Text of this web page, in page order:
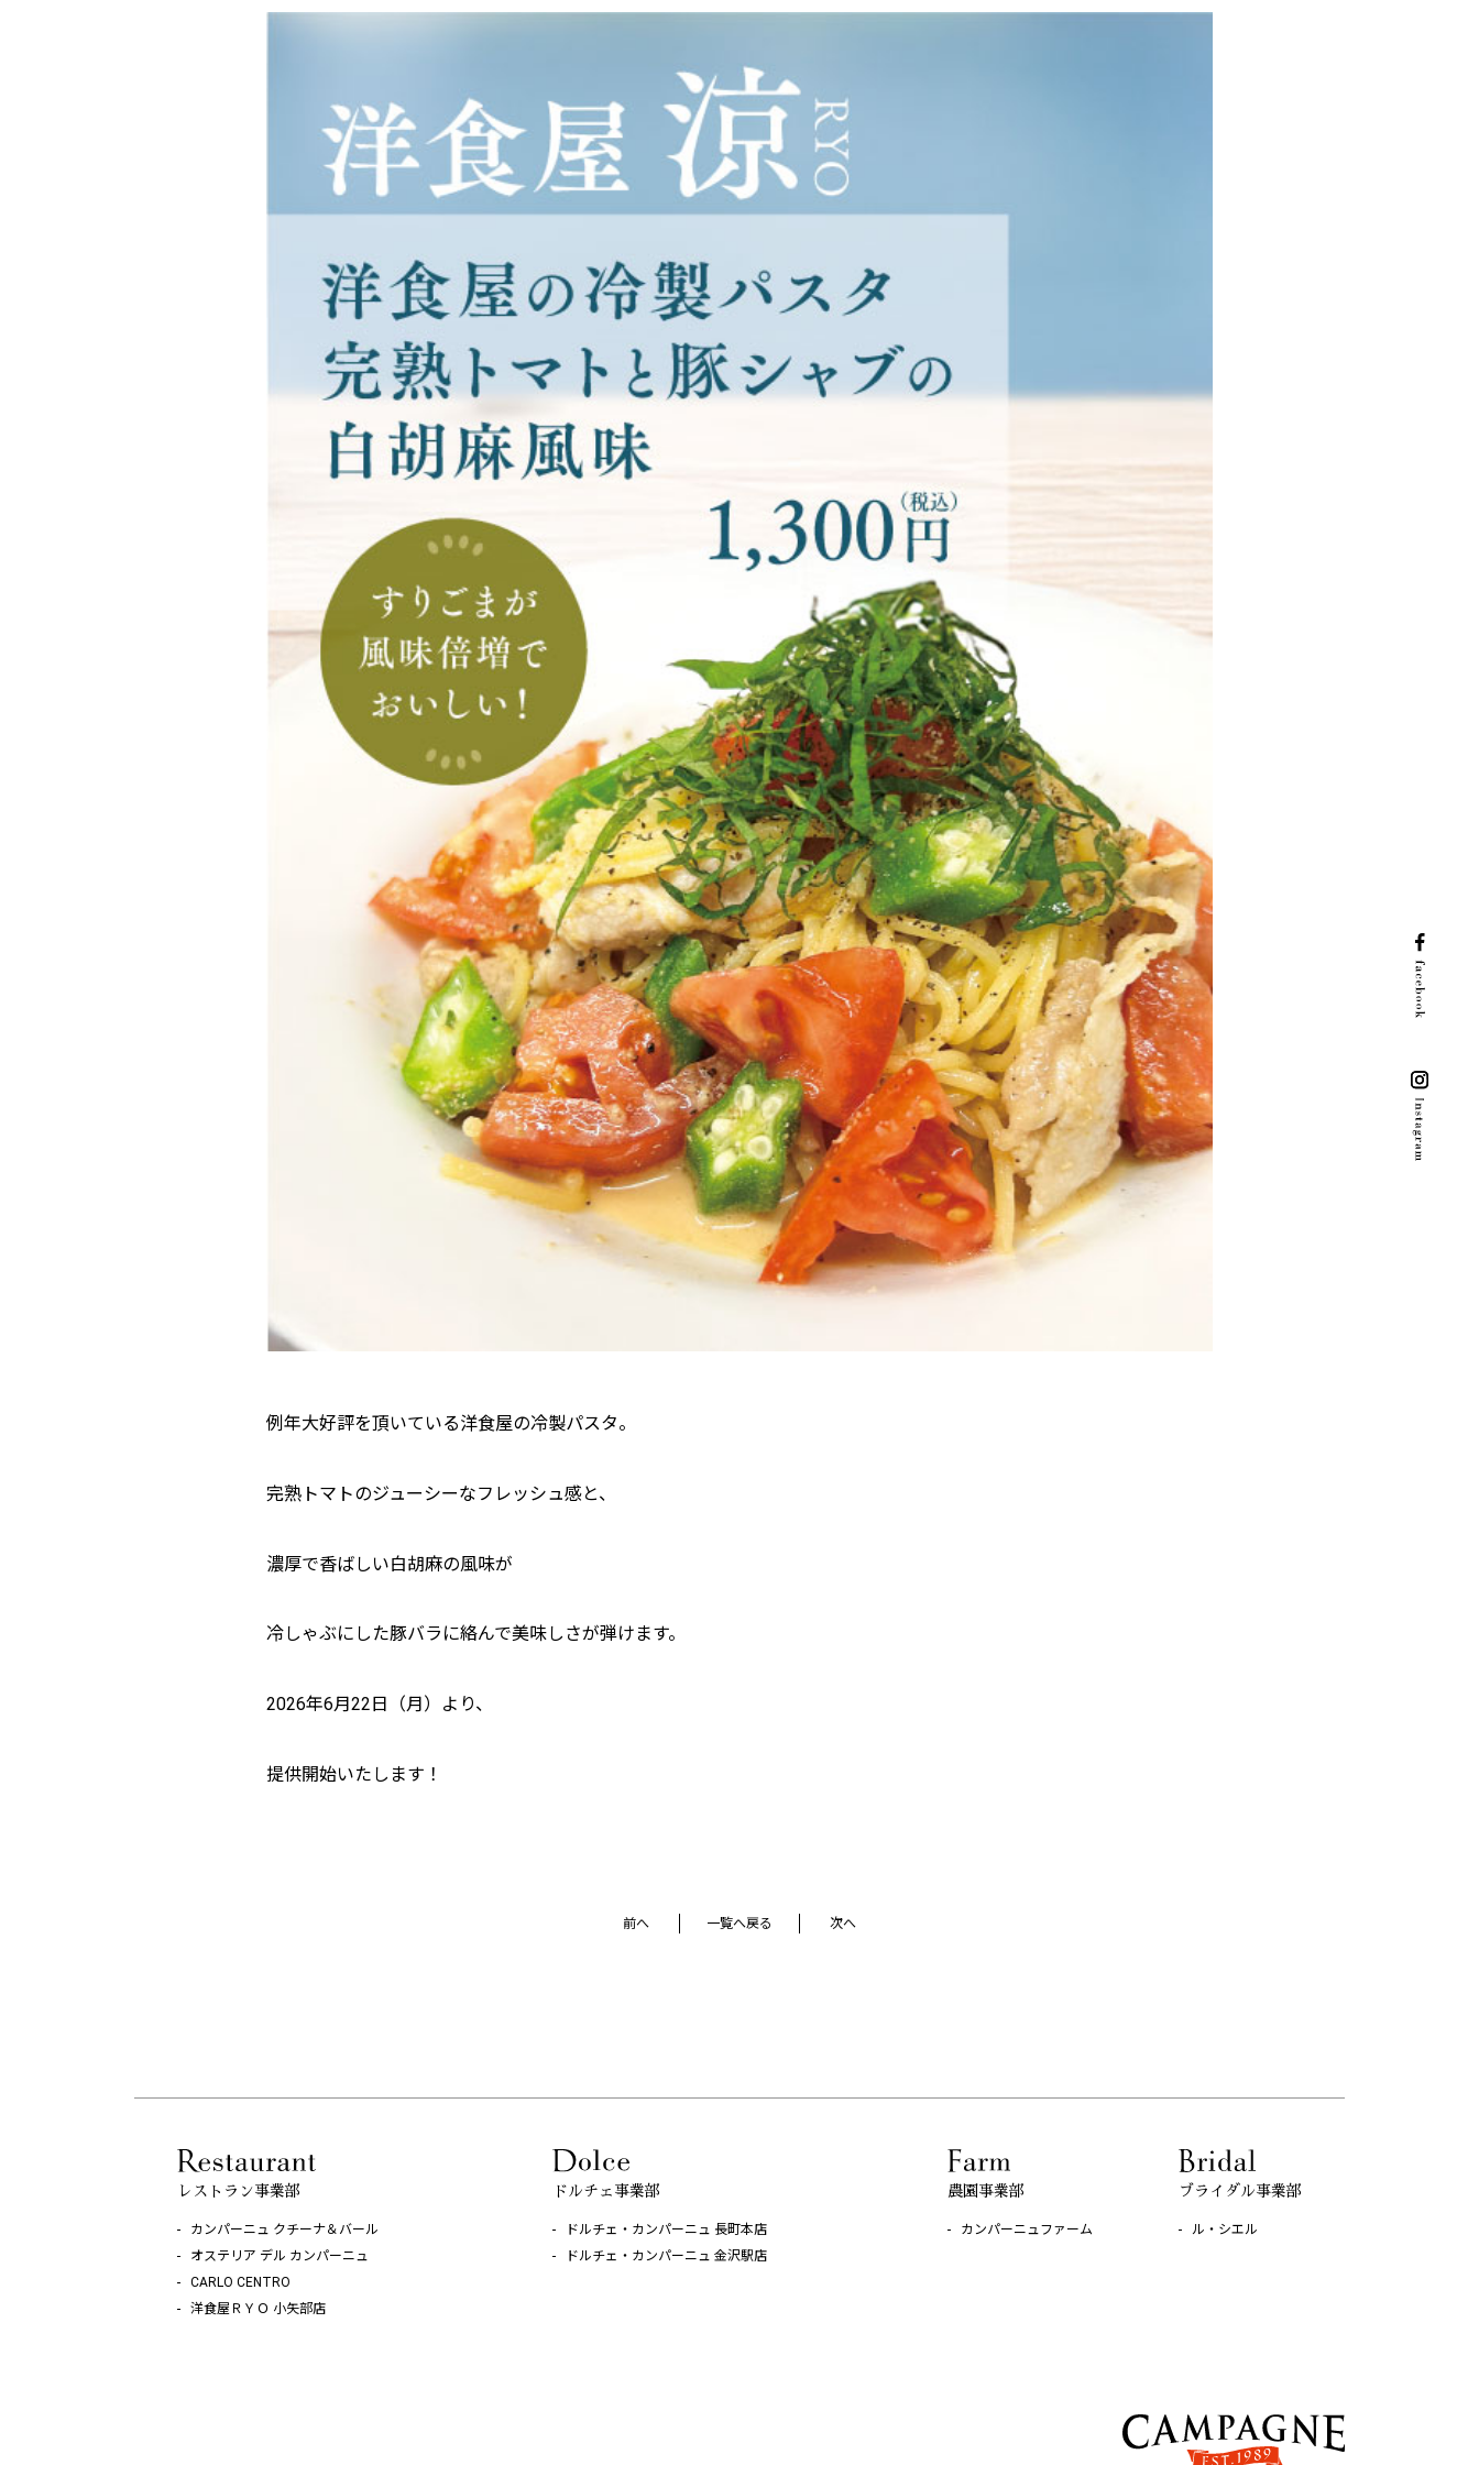
例年大好評を頂いている洋食屋の冷製パスタ。
完熟トマトのジューシーなフレッシュ感と、
濃厚で香ばしい白胡麻の風味が
冷しゃぶにした豚バラに絡んで美味しさが弾けます。
2026年6月22日（月）より、
提供開始いたします！
前へ 一覧へ戻る 次へ
レストラン事業部
カンパーニュ クチーナ＆バール
オステリア デル カンパーニュ
CARLO CENTRO
洋食屋ＲＹＯ 小矢部店
ドルチェ事業部
ドルチェ・カンパーニュ 長町本店
ドルチェ・カンパーニュ 金沢駅店
農園事業部
カンパーニュファーム
ブライダル事業部
ル・シエル